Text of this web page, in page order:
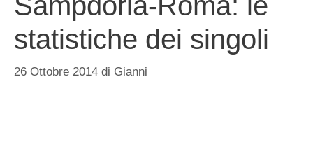
statistiche dei singoli
26 Ottobre 2014 di Gianni